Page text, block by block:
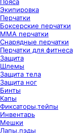
Экипировка
Перчатки
Боксерские перчатки
ММА перчатки
Снарядные перчатки
Перчатки для фитнеса
Защита
Шлемы
Защита тела
Защита ног
Бинты
Капы
Фиксаторы,тейпы
Инвентарь
Мешки
Лапы,пэды